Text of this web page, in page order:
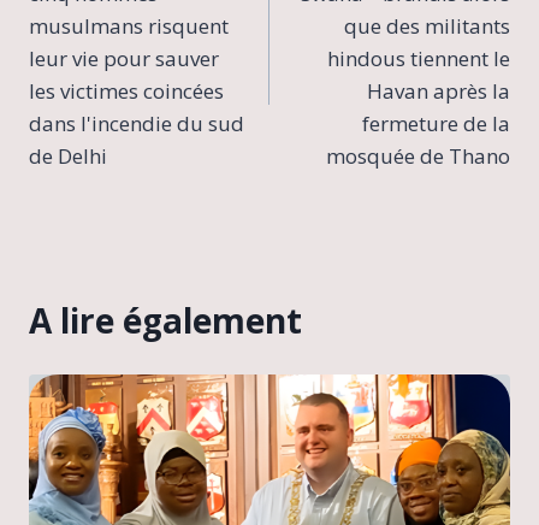
l’article
musulmans risquent
leur vie pour sauver
les victimes coincées
dans l'incendie du sud
de Delhi
que des militants
hindous tiennent le
Havan après la
fermeture de la
mosquée de Thano
A lire également